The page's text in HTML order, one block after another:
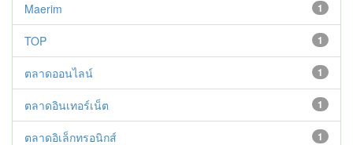
1
Maerim
1
TOP
1
ตลาดออนไลน์
1
ตลาดอินเทอร์เน็ต
1
ตลาดอิเล็กทรอนิกส์